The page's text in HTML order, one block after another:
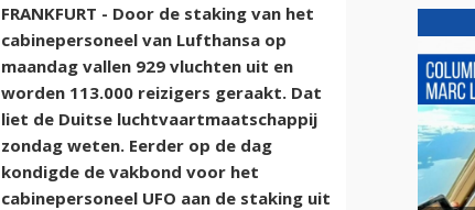
FRANKFURT - Door de staking van het
cabinepersoneel van Lufthansa op
maandag vallen 929 vluchten uit en
worden 113.000 reizigers geraakt. Dat
liet de Duitse luchtvaartmaatschappij
zondag weten. Eerder op de dag
kondigde de vakbond voor het
cabinepersoneel UFO aan de staking uit